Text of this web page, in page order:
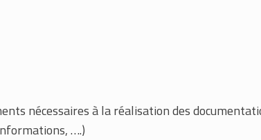
nécessaires à la réalisation des
….)